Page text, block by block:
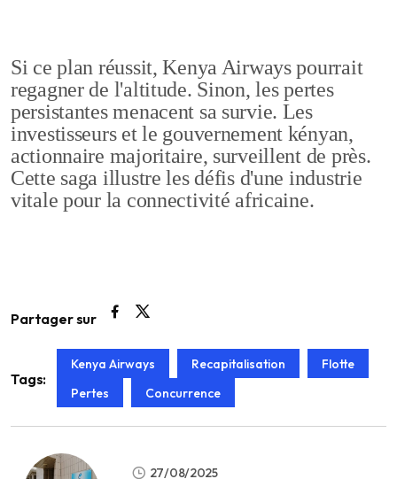
Si ce plan réussit, Kenya Airways pourrait
regagner de l'altitude. Sinon, les pertes
persistantes menacent sa survie. Les
investisseurs et le gouvernement kényan,
actionnaire majoritaire, surveillent de près.
Cette saga illustre les défis d'une industrie
vitale pour la connectivité africaine.
Partager sur
Tags:
Kenya Airways Recapitalisation
Flotte
Pertes
Concurrence
27/08/2025